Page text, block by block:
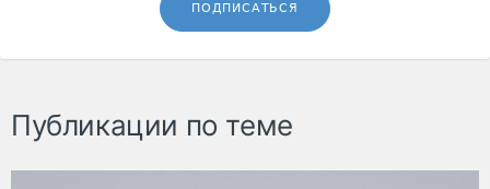
ПОДПИСАТЬСЯ
Публикации по теме